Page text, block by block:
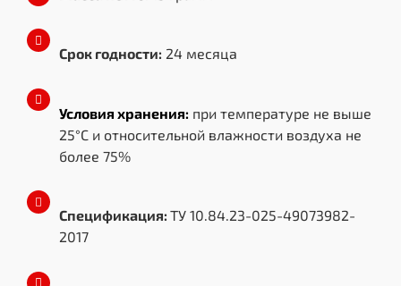
Срок годности: 24 месяца
Условия хранения: при температуре не выше
25°C и относительной влажности воздуха не
более 75%
Спецификация: ТУ 10.84.23-025-49073982-
2017